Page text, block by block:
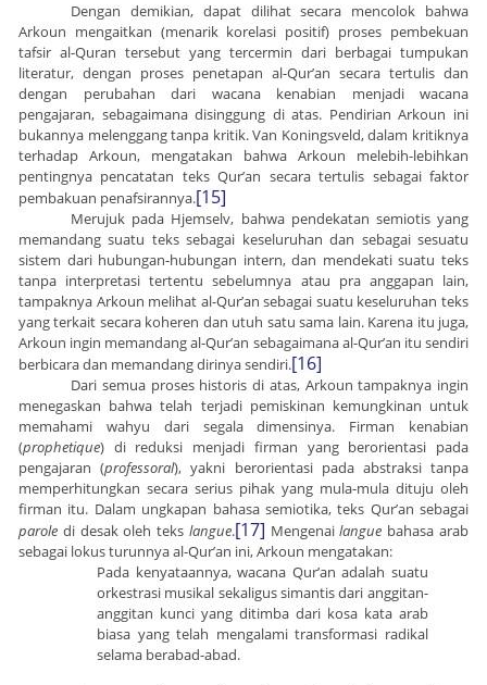
Dengan demikian, dapat dilihat secara mencolok bahwa
Arkoun mengaitkan (menarik korelasi positif) proses pembekuan
tafsir al-Quran tersebut yang tercermin dari berbagai tumpukan
literatur, dengan proses penetapan al-Qur’an secara tertulis dan
dengan perubahan dari wacana kenabian menjadi wacana
pengajaran, sebagaimana disinggung di atas. Pendirian Arkoun ini
bukannya melenggang tanpa kritik. Van Koningsveld, dalam kritiknya
terhadap Arkoun, mengatakan bahwa Arkoun melebih-lebihkan
pentingnya pencatatan teks Qur’an secara tertulis sebagai faktor
pembakuan penafsirannya.[15]
Merujuk pada Hjemselv, bahwa pendekatan semiotis yang
memandang suatu teks sebagai keseluruhan dan sebagai sesuatu
sistem dari hubungan-hubungan intern, dan mendekati suatu teks
tanpa interpretasi tertentu sebelumnya atau pra anggapan lain,
tampaknya Arkoun melihat al-Qur’an sebagai suatu keseluruhan teks
yang terkait secara koheren dan utuh satu sama lain. Karena itu juga,
Arkoun ingin memandang al-Qur’an sebagaimana al-Qur’an itu sendiri
berbicara dan memandang dirinya sendiri.[16]
Dari semua proses historis di atas, Arkoun tampaknya ingin
menegaskan bahwa telah terjadi pemiskinan kemungkinan untuk
memahami wahyu dari segala dimensinya. Firman kenabian
(prophetique) di reduksi menjadi firman yang berorientasi pada
pengajaran (professoral), yakni berorientasi pada abstraksi tanpa
memperhitungkan secara serius pihak yang mula-mula dituju oleh
firman itu. Dalam ungkapan bahasa semiotika, teks Qur’an sebagai
parole di desak oleh teks langue.[17] Mengenailangue bahasa arab
sebagai lokus turunnya al-Qur’an ini, Arkoun mengatakan:
Pada kenyataannya, wacana Qur’an adalah suatu
orkestrasi musikal sekaligus simantis dari anggitan-
anggitan kunci yang ditimba dari kosa kata arab
biasa yang telah mengalami transformasi radikal
selama berabad-abad.